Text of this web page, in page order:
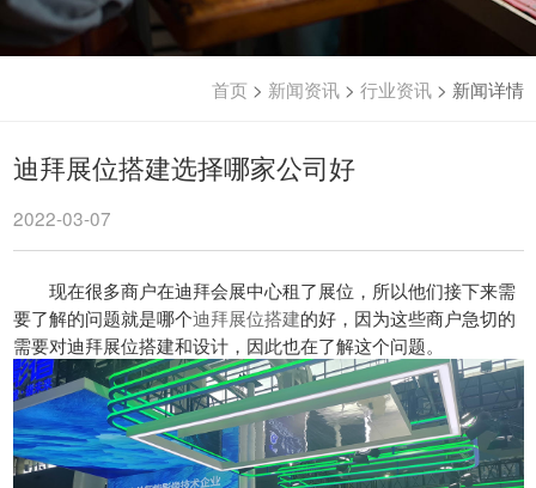
首页 > 新闻资讯> 行业资讯> 新闻详情
迪拜展位搭建选择哪家公司好
2022-03-07
现在很多商户在迪拜会展中心租了展位，所以他们接下来需
要了解的问题就是哪个迪拜展位搭建的好，因为这些商户急切的
需要对迪拜展位搭建和设计，因此也在了解这个问题。